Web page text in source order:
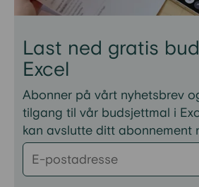
Last ned gratis
Excel
Abonner på vårt nyhetsbrev
tilgang til vår budsjettmal i
kan avslutte ditt abonnement